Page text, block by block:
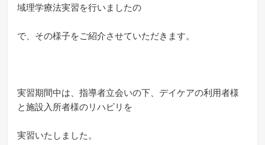
域理学療法実習を行いましたの
で、その様子をご紹介させていただきます。
実習期間中は、指導者立会いの下、デイケアの利用者様
と施設入所者様のリハビリを
実習いたしました。